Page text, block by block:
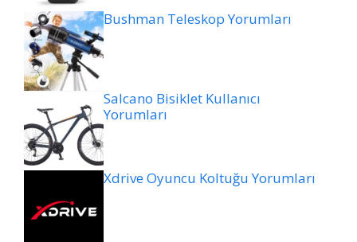
Bushman Teleskop Yorumları
Salcano Bisiklet Kullanıcı
Yorumları
Xdrive Oyuncu Koltuğu Yorumları